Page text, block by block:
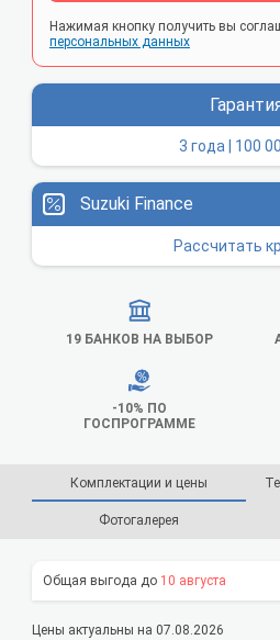
Нажимая кнопку получить вы
персональных данных
3 года | 100
Suzuki Finance
Рассчитать
19 БАНКОВ НА ВЫБОР
-10% ПО
ГОСПРОГРАММЕ
Комплектации и цены
Фотогалерея
10 августа
Цены актуальны на 07.08.2026